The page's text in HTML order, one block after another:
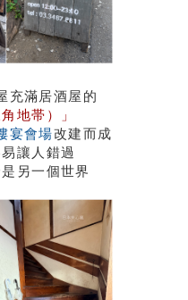
充滿居酒屋的
地帯）」
宴會場改建而成
讓人錯過
另一個世界